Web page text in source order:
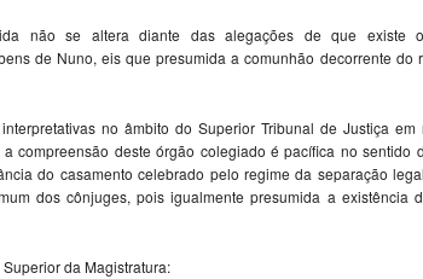
não se altera diante das alegações de que existe
de Nuno, eis que presumida a comunhão decorrente do
no âmbito do Superior Tribunal de Justiça em
compreensão deste órgão colegiado é pacífica no sentido
do casamento celebrado pelo regime da separação
dos cônjuges, pois igualmente presumida a existência
da Magistratura: